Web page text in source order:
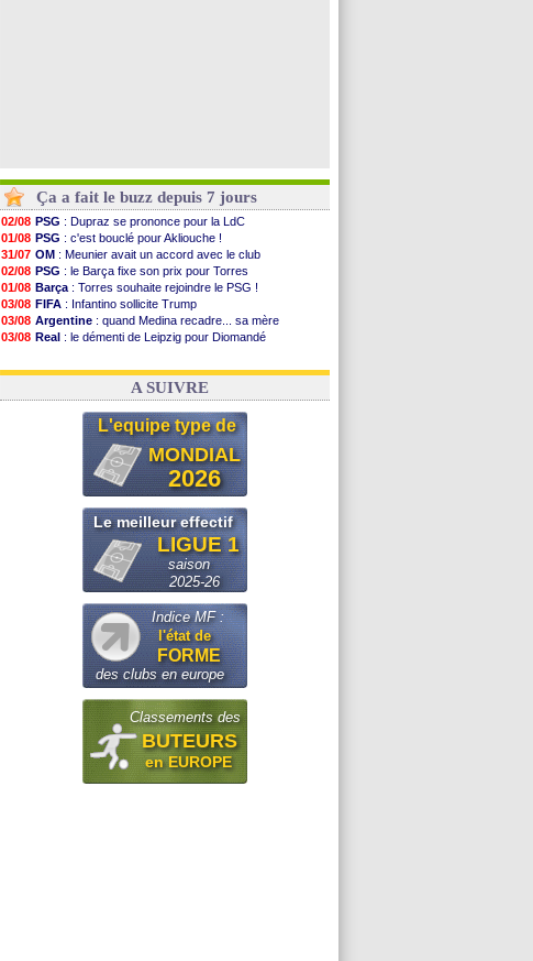
Ça a fait le buzz depuis 7 jours
02/08 PSG : Dupraz se prononce pour la LdC
01/08 PSG : c'est bouclé pour Akliouche !
31/07 OM : Meunier avait un accord avec le club
02/08 PSG : le Barça fixe son prix pour Torres
01/08 Barça : Torres souhaite rejoindre le PSG !
03/08 FIFA : Infantino sollicite Trump
03/08 Argentine : quand Medina recadre... sa mère
03/08 Real : le démenti de Leipzig pour Diomandé
31/07 FIFA: le conseiller d'Infantino démissionne !
A SUIVRE
L'equipe type de
MONDIAL
2026
Le meilleur effectif
LIGUE 1
saison
2025-26
Indice MF :
l'état de
FORME
des clubs en europe
Classements des
BUTEURS
en EUROPE